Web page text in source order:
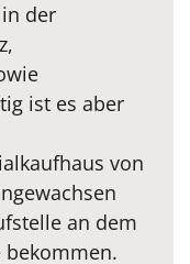
der
ist es aber
von
an dem
bekommen.